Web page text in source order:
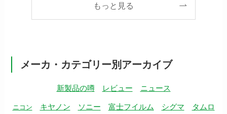
もっと見る
メーカ・カテゴリー別アーカイブ
新製品の噂 レビュー ニュース
ニコン キヤノン ソニー 富士フイルム シグマ
タムロ